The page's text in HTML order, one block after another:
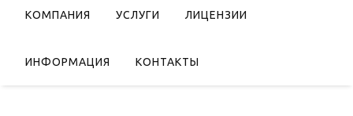
КОМПАНИЯ УСЛУГИ ЛИЦЕНЗИИ
ИНФОРМАЦИЯ КОНТАКТЫ